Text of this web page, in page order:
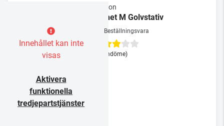
Innehållet kan inte
visas
Aktivera
funktionella
tredjepartstjänster
Elipson
Planet M Golvstativ
Beställningsvara
(1 omdöme)